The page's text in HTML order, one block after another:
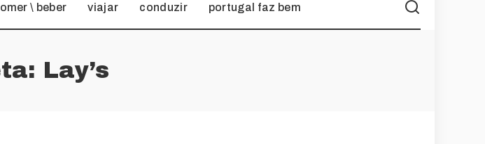
\ beber viajar conduzir portugal faz bem
Lay’s